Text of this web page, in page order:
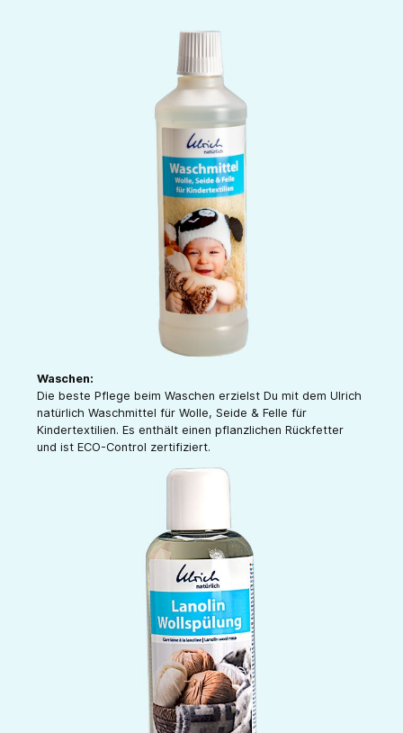
Waschen:
Die beste Pflege beim Waschen erzielst Du mit dem Ulrich
natürlich Waschmittel für Wolle, Seide & Felle für
Kindertextilien. Es enthält einen pflanzlichen Rückfetter
und ist ECO-Control zertifiziert.